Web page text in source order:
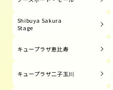
Shibuya Sakura
Stage
キュープラザ恵比寿
キュープラザ二子玉川